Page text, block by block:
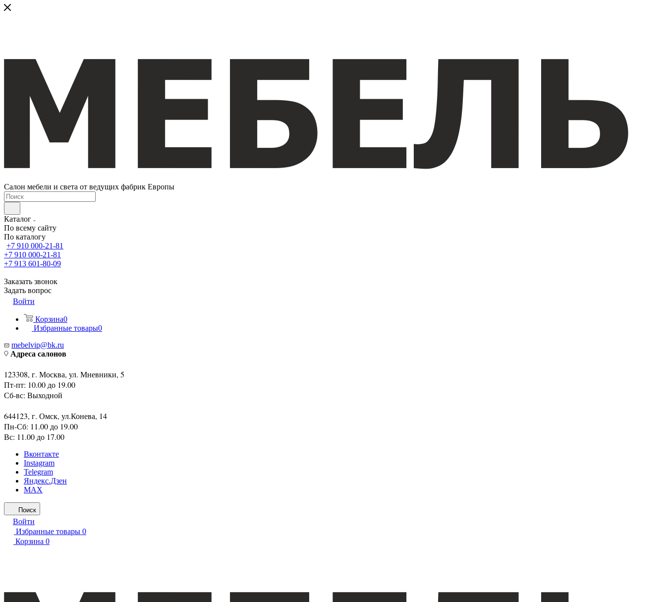
Салон мебели и света от ведущих фабрик Европы
Каталог
По всему сайту
По каталогу
+7 910 000-21-81
+7 910 000-21-81
+7 913 601-80-09
Заказать звонок
Задать вопрос
Войти
Корзина0
Избранные товары0
mebelvip@bk.ru
Адреса салонов
123308, г. Москва, ул. Мневники, 5
Пт-пт: 10.00 до 19.00
Сб-вс: Выходной
644123, г. Омск, ул.Конева, 14
Пн-Сб: 11.00 до 19.00
Вс: 11.00 до 17.00
Вконтакте
Instagram
Telegram
Яндекс.Дзен
MAX
Поиск
Войти
Избранные товары 0
Корзина 0